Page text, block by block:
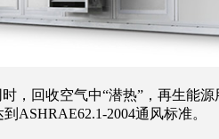
回收空气中“潜热”，再生能源
ASHRAE62.1-2004通风标准。